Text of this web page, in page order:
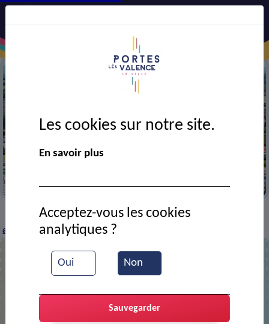
> CADRE DE VIE > Economie >Entreprises et
artisans
>Emancipées
Les cookies sur notre site.
En savoir plus
Oui Non
Acceptez-vous les cookies
analytiques ?
Sauvegarder